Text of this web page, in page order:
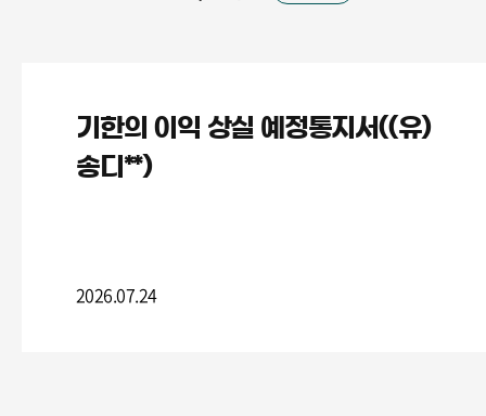
기한의 이익 상실 예정통지서((유)
송디**)
2026.07.24